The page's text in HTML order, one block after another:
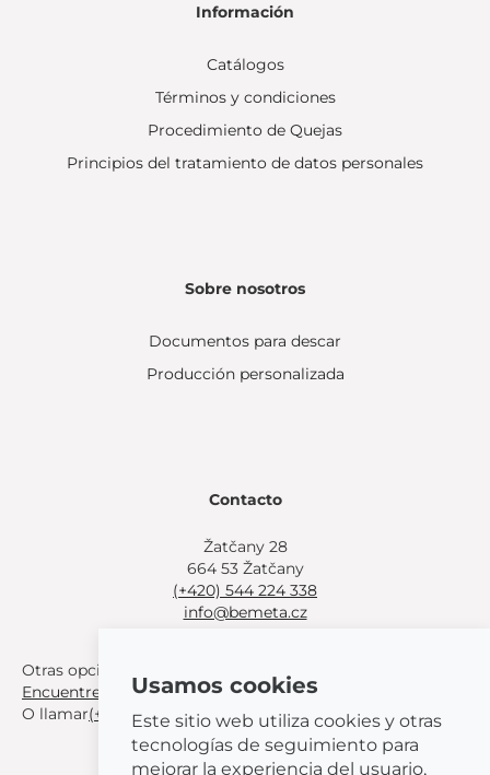
Información
Catálogos
Términos y condiciones
Procedimiento de Quejas
Principios del tratamiento de datos personales
Sobre nosotros
Documentos para descar
Producción personalizada
Contacto
Žatčany 28
664 53 Žatčany
(+420) 544 224 338
info@bemeta.cz
Otras opciones de compra:
Encuentre un distribuidor cerca de usted
O llamar(+420) 544 224 338.
Usamos cookies
Este sitio web utiliza cookies y otras
tecnologías de seguimiento para
mejorar la experiencia del usuario,